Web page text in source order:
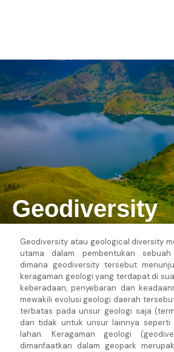
Geodiversity
Geodiversity atau geological diversity
utama dalam pembentukan
dimana geodiversity tersebut
keragaman geologi yang terdapat di
keberadaan, penyebaran dan
mewakili evolusi geologi daerah
terbatas pada unsur geologi saja
dan tidak untuk unsur lainnya
lahan. Keragaman geologi
dimanfaatkan dalam geopark